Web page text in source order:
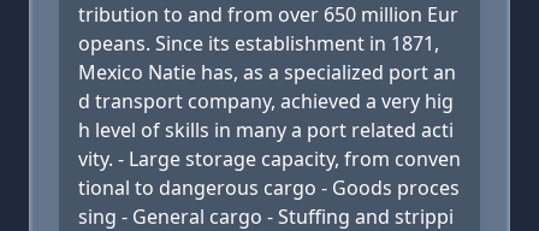
tribution to and from over 650 million Eur
opeans. Since its establishment in 1871,
Mexico Natie has, as a specialized port an
d transport company, achieved a very hig
h level of skills in many a port related acti
vity. - Large storage capacity, from conven
tional to dangerous cargo - Goods proces
sing - General cargo - Stuffing and strippi